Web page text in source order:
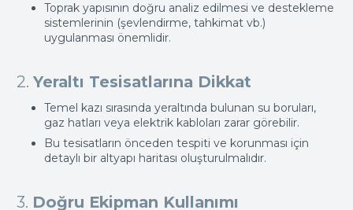
Toprak yapısının doğru analiz edilmesi ve destekleme
sistemlerinin (şevlendirme, tahkimat vb.)
uygulanması önemlidir.
2. Yeraltı Tesisatlarına Dikkat
Temel kazı sırasında yeraltında bulunan su boruları,
gaz hatları veya elektrik kabloları zarar görebilir.
Bu tesisatların önceden tespiti ve korunması için
detaylı bir altyapı haritası oluşturulmalıdır.
3. Doğru Ekipman Kullanımı